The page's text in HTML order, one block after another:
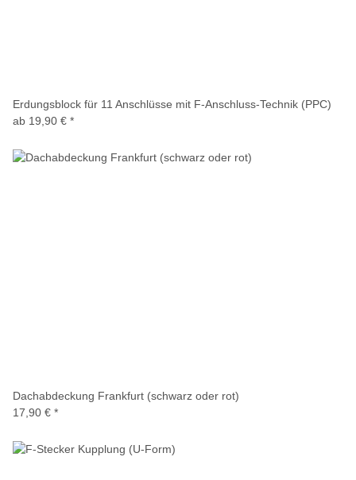
Erdungsblock für 11 Anschlüsse mit F-Anschluss-Technik (PPC)
ab 19,90 € *
Dachabdeckung Frankfurt (schwarz oder rot)
17,90 € *